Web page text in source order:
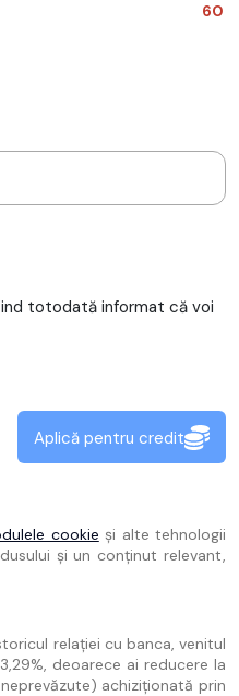
60
totodată informat că voi
Aplică pentru credit
cookie și alte tehnologii
și un conținut relevant,
relației cu banca, venitul
deoarece ai reducere la
achiziționată prin